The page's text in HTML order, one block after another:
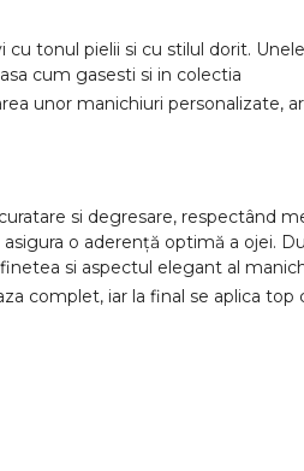
tonul pielii si cu stilul dorit.
cum gasesti si in colectia
unor manichiuri personalizate,
si degresare, respectând
o aderență optimă a ojei.
si aspectul elegant al
complet, iar la final se aplica top